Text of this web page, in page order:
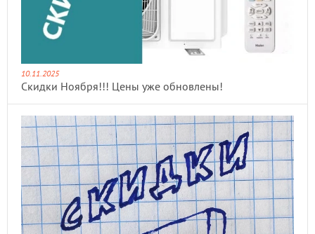
10.11.2025
Скидки Ноября!!! Цены уже обновлены!